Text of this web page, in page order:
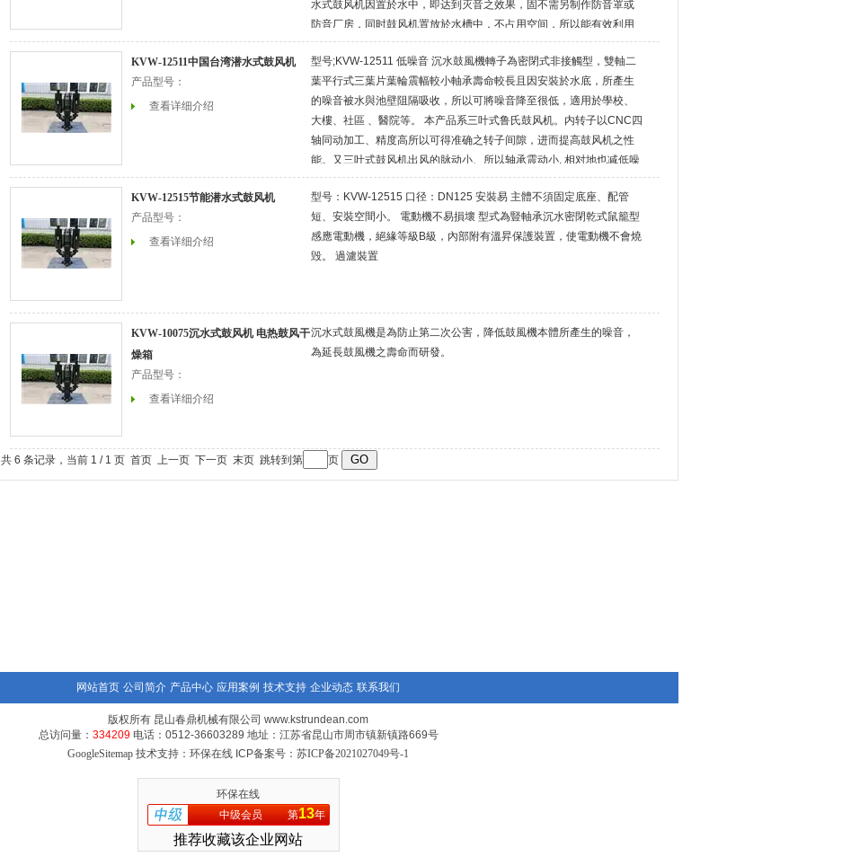
水式鼓风机因置於水中，即达到灭音之效果，固不需另制作防音罩或
防音厂房，同时鼓风机置放於水槽中，不占用空间，所以能有效利用
空间。
KVW-12511中国台湾潜水式鼓风机
产品型号：
查看详细介绍
型号;KVW-12511 低噪音 沉水鼓風機轉子為密閉式非接觸型，雙軸二
葉平行式三葉片葉輪震幅較小軸承壽命較長且因安裝於水底，所產生
的噪音被水與池壁阻隔吸收，所以可將噪音降至很低，適用於學校、
大樓、社區 、醫院等。 本产品系三叶式鲁氏鼓风机。内转子以CNC四
轴同动加工、精度高所以可得准确之转子间隙，进而提高鼓风机之性
能。又三叶式鼓风机出风的脉动小、所以轴承震动小, 相对地也减低噪
音。
KVW-12515节能潜水式鼓风机
产品型号：
查看详细介绍
型号：KVW-12515 口径：DN125 安裝易 主體不須固定底座、配管
短、安裝空間小。 電動機不易損壞 型式為豎軸承沉水密閉乾式鼠籠型
感應電動機，絕緣等級B級，內部附有溫昇保護裝置，使電動機不會燒
毁。 過濾裝置
KVW-10075沉水式鼓风机 电热鼓风干
燥箱
产品型号：
查看详细介绍
沉水式鼓風機是為防止第二次公害，降低鼓風機本體所產生的噪音，
為延長鼓風機之壽命而研發。
共 6 条记录，当前 1 / 1 页 首页 上一页 下一页 末页 跳转到第 页
网站首页 公司简介 产品中心 应用案例 技术支持 企业动态 联系我们
版权所有 昆山春鼎机械有限公司 www.kstrundean.com
总访问量： 334209电话：0512-36603289 地址：江苏省昆山市周市镇新镇路669号
GoogleSitemap 技术支持：环保在线 ICP备案号： 苏ICP备2021027049号-1
环保在线
中级会员
第13年
推荐收藏该企业网站